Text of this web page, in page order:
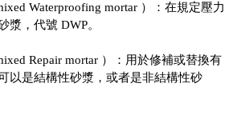
Waterproofing mortar ）：在規定壓力
漿，代號 DWP。
Repair mortar ）：用於修補或替換有
以是結構性砂漿，或者是非結構性砂